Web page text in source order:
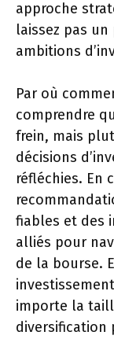
approche
laissez pas
ambitions
Par où
comprendre
frein, mais
décisions
réfléchies. En
fiables et des
alliés pour
de la bourse.
importe la
diversification